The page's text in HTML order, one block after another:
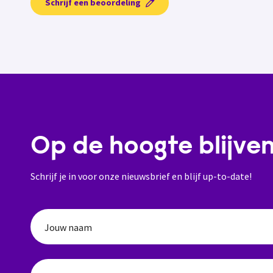
Schrijf een beoordeling
Op de hoogte
Schrijf je in voor onze nieuwsbrief en blijf up-to-date!
Jouw naam